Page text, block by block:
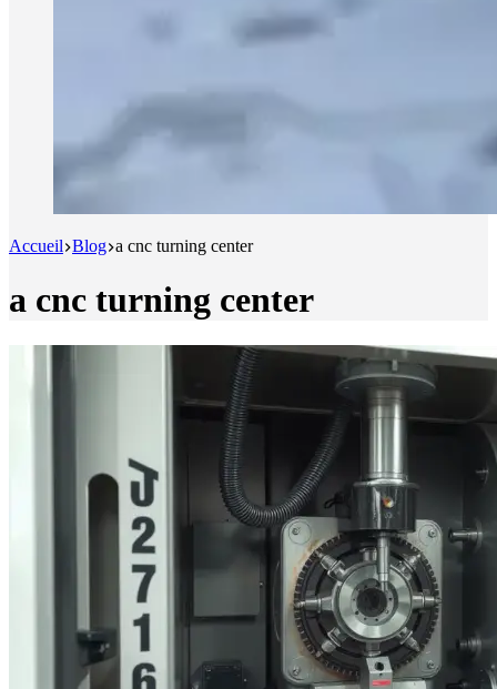
Accueil Blog a cnc turning center
a cnc turning center